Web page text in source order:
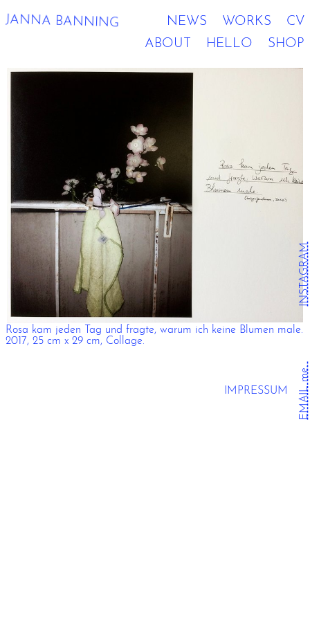
JANNA BANNING NEWS WORKS
CV
ABOUT
HELLO SHOP
Rosa kam jeden Tag und fragte, warum ich keine Blumen male.
2017, 25 cm x 29 cm, Collage.
EMAIL me.
INSTAGRAM
IMPRESSUM